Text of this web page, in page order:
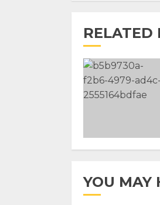
RELATED
YOU MAY